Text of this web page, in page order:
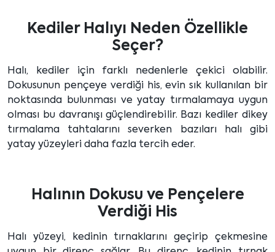
Kediler Halıyı Neden Özellikle
Seçer?
Halı, kediler için farklı nedenlerle çekici olabilir.
Dokusunun pençeye verdiği his, evin sık kullanılan bir
noktasında bulunması ve yatay tırmalamaya uygun
olması bu davranışı güçlendirebilir. Bazı kediler dikey
tırmalama tahtalarını severken bazıları halı gibi
yatay yüzeyleri daha fazla tercih eder.
Halının Dokusu ve Pençelere
Verdiği His
Halı yüzeyi, kedinin tırnaklarını geçirip çekmesine